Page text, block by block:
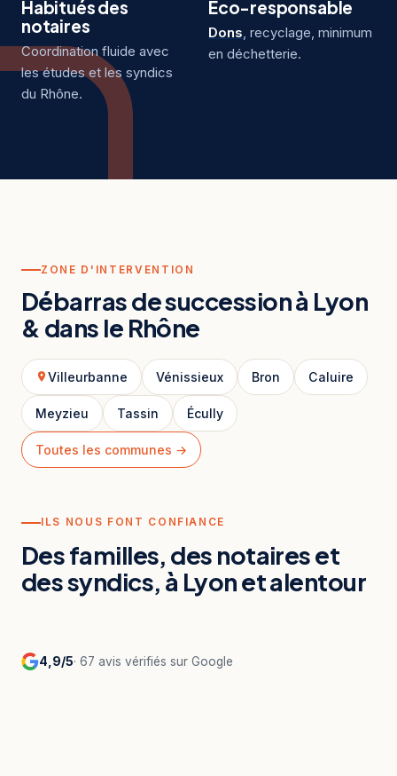
Habitués des
notaires
Coordination fluide avec
les études et les syndics
du Rhône.
Éco-responsable
Dons, recyclage, minimum
en déchetterie.
ZONE D'INTERVENTION
Débarras de succession à Lyon
& dans le Rhône
Villeurbanne Vénissieux Bron Caluire
Meyzieu Tassin Écully
Toutes les communes →
ILS NOUS FONT CONFIANCE
Des familles, des notaires et
des syndics, à Lyon et alentour
4,9/5· 67 avis vérifiés sur Google